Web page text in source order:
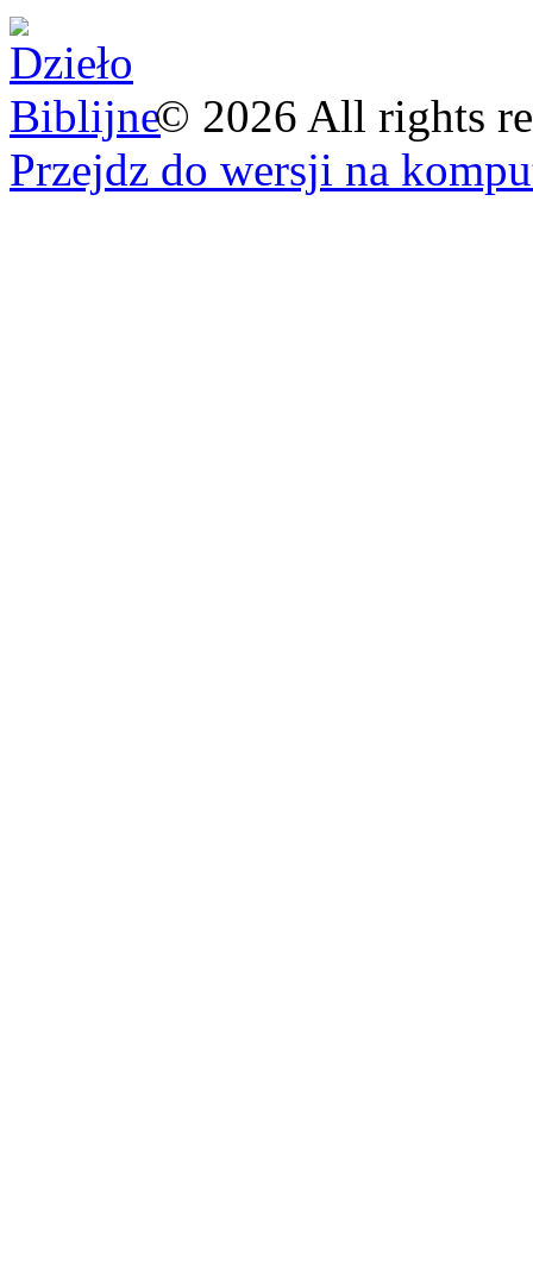
© 2026 All rights
Przejdz do wersji na